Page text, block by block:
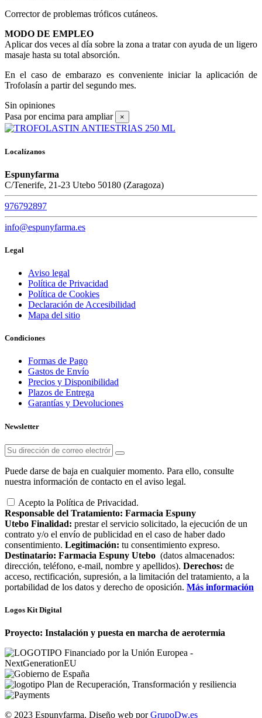
Corrector de problemas tróficos cutáneos.
MODO DE EMPLEO
Aplicar dos veces al día sobre la zona a tratar con ayuda de un ligero
masaje hasta su total absorción.
En el caso de embarazo es conveniente iniciar la aplicación de
Trofolasín a partir del segundo mes.
Sin opiniones
Pasa por encima para ampliar
×
Localízanos
Espunyfarma
C/Tenerife, 21-23 Utebo 50180 (Zaragoza)
976792897
info@espunyfarma.es
Legal
Aviso legal
Política de Privacidad
Política de Cookies
Declaración de Accesibilidad
Mapa del sitio
Condiciones
Formas de Pago
Gastos de Envío
Precios y Disponibilidad
Plazos de Entrega
Garantías y Devoluciones
Newsletter
Puede darse de baja en cualquier momento. Para ello, consulte
nuestra información de contacto en el aviso legal.
Acepto la Política de Privacidad.
Responsable del Tratamiento: Farmacia Espuny
Utebo Finalidad: prestar el servicio solicitado, la ejecución de un
contrato y/o el envío de publicidad en el caso de haber dado
consentimiento. Legitimación: tu consentimiento expreso.
Destinatario: Farmacia Espuny Utebo (datos almacenados:
dirección, teléfono, e-mail, nombre y apellidos). Derechos: de
acceso, rectificación, supresión, a la limitación del tratamiento, a la
portabilidad de los datos y derecho de oposición. Más información
Logos Kit Digital
Proyecto: Instalación y puesta en marcha de aerotermia
© 2023 Espunyfarma. Diseño web porGrupoDw.es